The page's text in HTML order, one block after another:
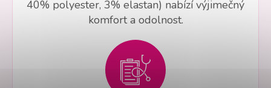
40% polyester, 3% elastan) nabízí výjimečný
komfort a odolnost.